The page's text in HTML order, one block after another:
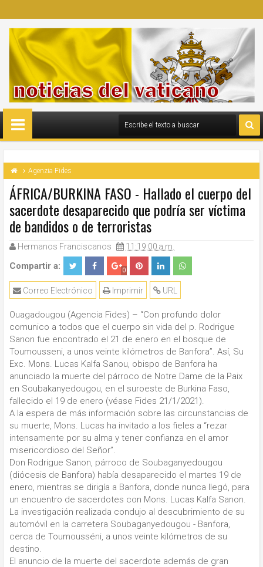
Agenzia Fides
ÁFRICA/BURKINA FASO - Hallado el cuerpo del
sacerdote desaparecido que podría ser víctima
de bandidos o de terroristas
Hermanos Franciscanos 11:19:00 a.m.
Compartir a: 0
URL
Imprimir
Correo Electrónico
Ouagadougou (Agencia Fides) – “Con profundo dolor
comunico a todos que el cuerpo sin vida del p. Rodrigue
Sanon fue encontrado el 21 de enero en el bosque de
Toumousseni, a unos veinte kilómetros de Banfora”. Así, Su
Exc. Mons. Lucas Kalfa Sanou, obispo de Banfora ha
anunciado la muerte del párroco de Notre Dame de la Paix
en Soubakanyedougou, en el suroeste de Burkina Faso,
fallecido el 19 de enero (véase Fides 21/1/2021).
A la espera de más información sobre las circunstancias de
su muerte, Mons. Lucas ha invitado a los fieles a “rezar
intensamente por su alma y tener confianza en el amor
misericordioso del Señor”.
Don Rodrigue Sanon, párroco de Soubaganyedougou
(diócesis de Banfora) había desaparecido el martes 19 de
enero, mientras se dirigía a Banfora, donde nunca llegó, para
un encuentro de sacerdotes con Mons. Lucas Kalfa Sanon.
La investigación realizada condujo al descubrimiento de su
automóvil en la carretera Soubaganyedougou - Banfora,
cerca de Toumousséni, a unos veinte kilómetros de su
destino.
El anuncio de la muerte del sacerdote además de gran